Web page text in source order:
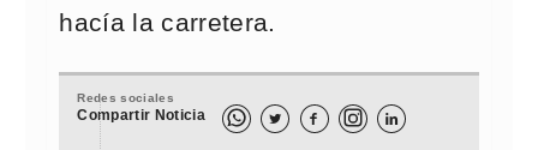
hacía la carretera.
Redes sociales
Compartir Noticia   